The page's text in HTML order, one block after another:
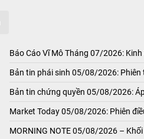
Báo Cáo Vĩ Mô Tháng 07/2026:
Bản tin phái sinh 05/08/2026: Phiên
Bản tin chứng quyền 05/08/2026:
Market Today 05/08/2026: Phiên
MORNING NOTE 05/08/2026 –